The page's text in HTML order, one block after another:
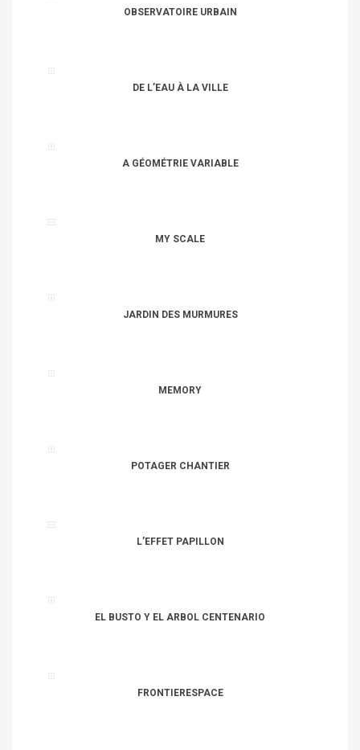
OBSERVATOIRE URBAIN
DE L’EAU À LA VILLE
A GÉOMÉTRIE VARIABLE
MY SCALE
JARDIN DES MURMURES
MEMORY
POTAGER CHANTIER
L’EFFET PAPILLON
EL BUSTO Y EL ARBOL CENTENARIO
FRONTIERESPACE